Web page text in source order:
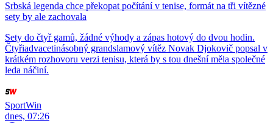
Srbská legenda chce překopat počítání v tenise, formát na tři vítězné
sety by ale zachovala
Sety do čtyř gamů, žádné výhody a zápas hotový do dvou hodin.
Čtyřiadvacetinásobný grandslamový vítěz Novak Djokovič popsal v
krátkém rozhovoru verzi tenisu, která by s tou dnešní měla společné
leda náčiní.
SportWin
dnes, 07:26